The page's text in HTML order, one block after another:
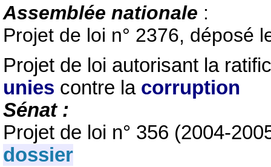
Assemblée nationale :
Projet de loi n° 2376, déposé
Projet de loi autorisant la
unies contre la corruption
Sénat :
Projet de loi n° 356 (2004-
dossier